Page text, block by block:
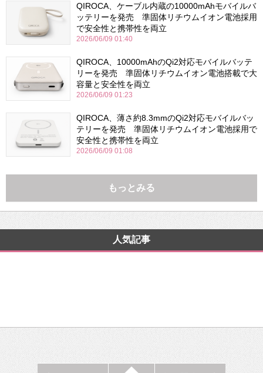
QIROCA、ケーブル内蔵の10000mAhモバイルバ
ッテリーを発売 準固体リチウムイオン電池採用
で安全性と携帯性を両立
2026/06/09 01:40
QIROCA、10000mAhのQi2対応モバイルバッテ
リーを発売 準固体リチウムイオン電池搭載で大
容量と安全性を両立
2026/06/09 01:23
QIROCA、薄さ約8.3mmのQi2対応モバイルバッ
テリーを発売 準固体リチウムイオン電池採用で
安全性と携帯性を両立
2026/06/09 01:08
もっとみる
人気記事